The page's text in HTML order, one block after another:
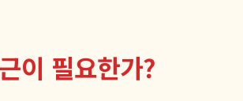
이 필요한가?